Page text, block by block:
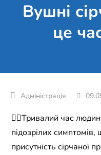
Вушні
це
☝🏼Тривалий час
підозрілих
присутність сірчаної